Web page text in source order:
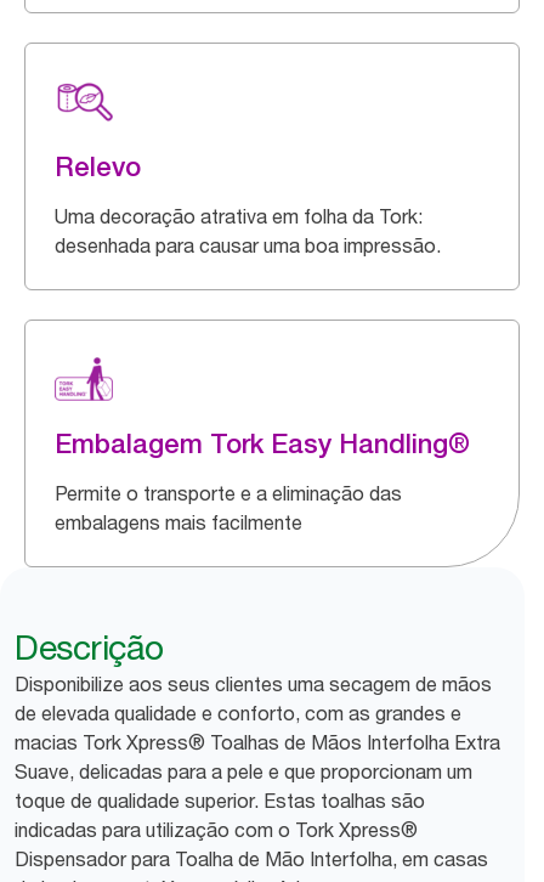
Relevo
Uma decoração atrativa em folha da Tork:
desenhada para causar uma boa impressão.
Embalagem Tork Easy Handling®
Permite o transporte e a eliminação das
embalagens mais facilmente
Descrição
Disponibilize aos seus clientes uma secagem de mãos
de elevada qualidade e conforto, com as grandes e
macias Tork Xpress® Toalhas de Mãos Interfolha Extra
Suave, delicadas para a pele e que proporcionam um
toque de qualidade superior. Estas toalhas são
indicadas para utilização com o Tork Xpress®
Dispensador para Toalha de Mão Interfolha, em casas